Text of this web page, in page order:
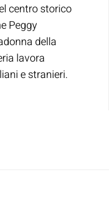
centro storico
Peggy
della
lavora
e stranieri.